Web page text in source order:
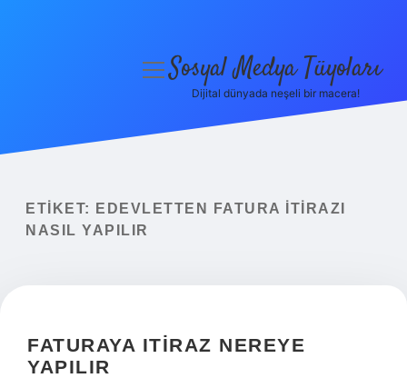
Yasal Uyarı
menüyüSosyal Medya Tüyoları
Dijital dünyada neşeli bir macera!
ETIKET:
EDEVLETTEN FATURA ITIRAZI
NASIL YAPILIR
FATURAYA ITIRAZ NEREYE
YAPILIR